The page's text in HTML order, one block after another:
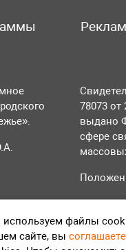
78073 от
выдано
сфере
файлы
сайте, вы